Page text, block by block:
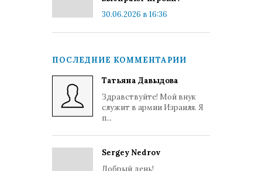
30.06.2026 в 16:36
ПОСЛЕДНИЕ КОММЕНТАРИИ
Татьяна Давыдова
Здравствуйте! Мой внук
служит в армии Израиля. Я
п...
Sergey Nedrov
Добрый день!